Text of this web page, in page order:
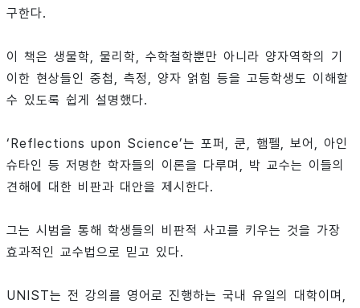
구한다.
이 책은 생물학, 물리학, 수학철학뿐만 아니라 양자역학의 기
이한 현상들인 중첩, 측정, 양자 얽힘 등을 고등학생도 이해할
수 있도록 쉽게 설명했다.
‘Reflections upon Science’는 포퍼, 쿤, 햄펠, 보어, 아인
슈타인 등 저명한 학자들의 이론을 다루며, 박 교수는 이들의
견해에 대한 비판과 대안을 제시한다.
그는 시범을 통해 학생들의 비판적 사고를 키우는 것을 가장
효과적인 교수법으로 믿고 있다.
UNIST는 전 강의를 영어로 진행하는 국내 유일의 대학이며,